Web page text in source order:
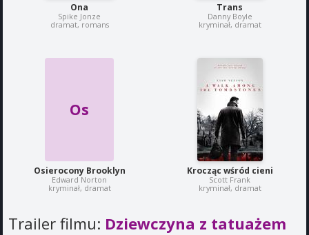
Ona
Spike Jonze
dramat, romans
Trans
Danny Boyle
kryminał, dramat
Os
Osierocony Brooklyn
Edward Norton
kryminał, dramat
Krocząc wśród cieni
Scott Frank
kryminał, dramat
Trailer filmu: Dziewczyna z tatuażem